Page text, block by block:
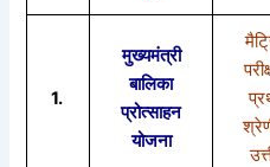
1.
मुख्यमंत्री
बालिका
प्रोत्साहन
योजना